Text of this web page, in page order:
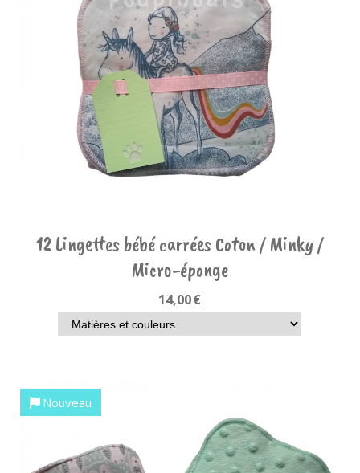
12 Lingettes bébé carrées Coton / Minky /
Micro-éponge
14,00€
Nouveau